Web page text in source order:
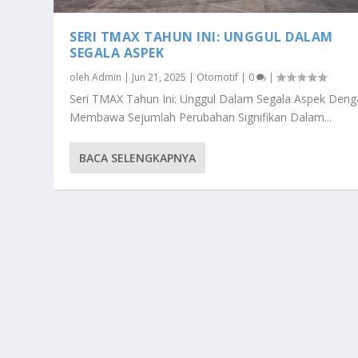
SERI TMAX TAHUN INI: UNGGUL DALAM
SEGALA ASPEK
olehAdmin | Jun 21, 2025 | Otomotif | 0 |
Seri TMAX Tahun Ini: Unggul Dalam Segala Aspek
Membawa Sejumlah Perubahan Signifikan Dalam...
BACA SELENGKAPNYA